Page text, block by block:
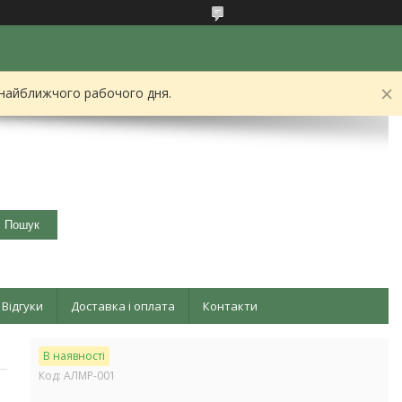
рабочого дня.
Пошук
Відгуки Доставка і оплата Контакти
В наявності
Код: АЛМР-001